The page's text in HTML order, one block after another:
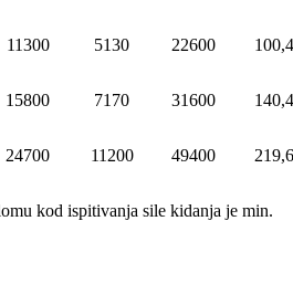
11300 5130 22600 100,4
15800 7170 31600 140,4
24700 11200 49400 219,6
kod ispitivanja sile kidanja je min.